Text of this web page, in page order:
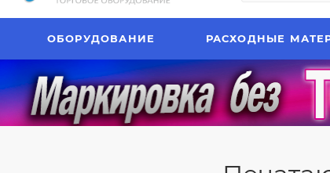
ОБОРУДОВАНИЕ РАСХОДНЫЕ